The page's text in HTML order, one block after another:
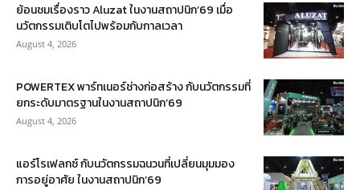
ย้อนชมเรื่องราว Aluzat ในงานสถาปนิก’69 เมื่อ
นวัตกรรมเติบโตไปพร้อมกับกาลเวลา
August 4, 2026
POWERTEX พาร์ทเนอร์ช่างก่อสร้าง กับนวัตกรรมที่
ยกระดับมาตรฐานในงานสถาปนิก’69
August 4, 2026
แอร์โรเฟลกซ์ กับนวัตกรรมฉนวนที่เปลี่ยนมุมมอง
การอยู่อาศัย ในงานสถาปนิก’69